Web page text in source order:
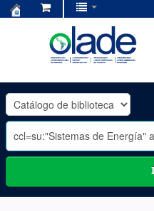
OLADE
-